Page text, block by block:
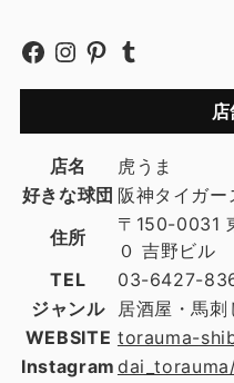
店名
虎うま
好きな球団 阪神タイガー
住所
〒150-0031
０ 吉野ビル
TEL
03-6427-
ジャンル
居酒屋・馬
WEBSITE torauma-
Instagram